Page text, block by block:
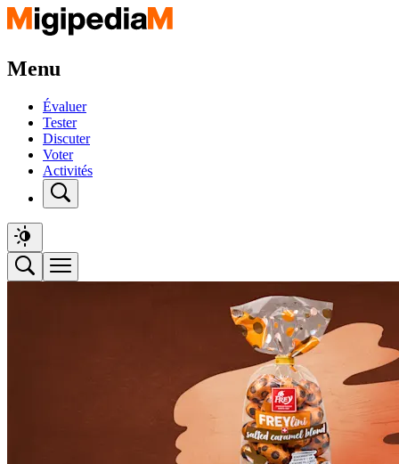
Menu
Évaluer
Tester
Discuter
Voter
Activités